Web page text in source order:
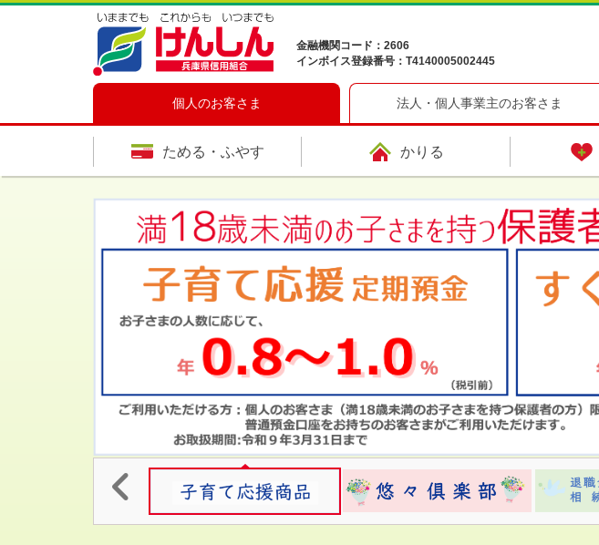
金融機関コード：2606
インボイス登録番号：T4140005002445
個人のお客さま
ためる・ふやす かりる
法人・個人事業主のお客さま